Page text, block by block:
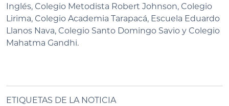
Inglés, Colegio Metodista Robert Johnson, Colegio
Lirima, Colegio Academia Tarapacá, Escuela Eduardo
Llanos Nava, Colegio Santo Domingo Savio y Colegio
Mahatma Gandhi.
ETIQUETAS DE LA NOTICIA